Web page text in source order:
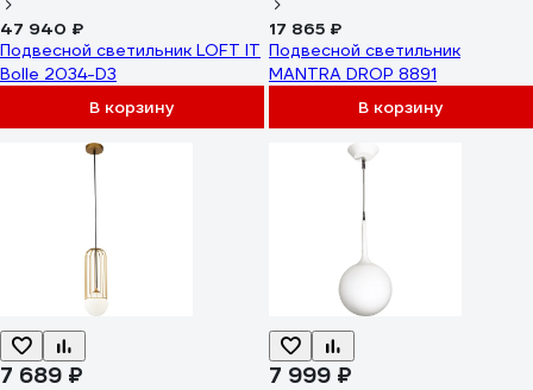
47 940 ₽
Подвесной светильник LOFT IT
Bolle 2034-D3
В корзину
17 865 ₽
Подвесной светильник
MANTRA DROP 8891
В корзину
7 689 ₽ 7 999 ₽